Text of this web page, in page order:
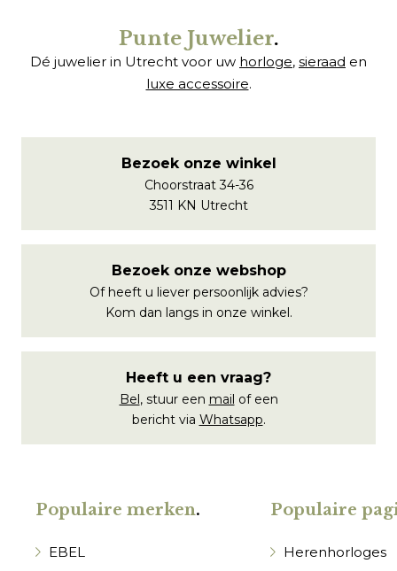
Punte Juwelier.
Dé juwelier in Utrecht voor uw horloge, sieraad en
luxe accessoire.
Bezoek onze winkel
Choorstraat 34-36
3511 KN Utrecht
Bezoek onze webshop
Of heeft u liever persoonlijk advies?
Kom dan langs in onze winkel.
Heeft u een vraag?
Bel, stuur een mail of een
bericht via Whatsapp.
Populaire merken.
EBEL
Populaire
Herenhorloges